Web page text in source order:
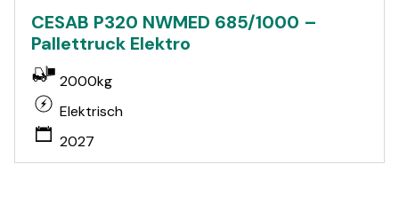
CESAB P320 NWMED 685/1000 –
Pallettruck Elektro
2000kg
Elektrisch
2027